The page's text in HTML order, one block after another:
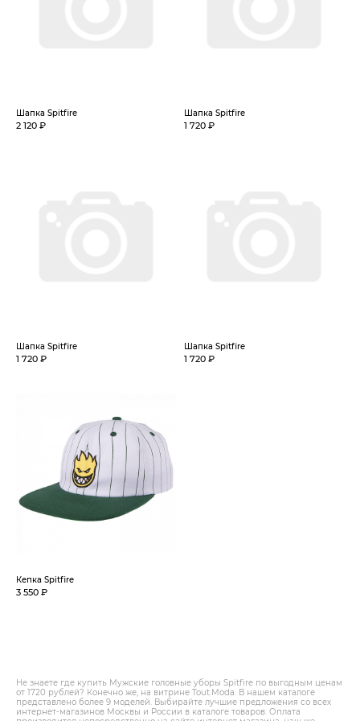
Шапка Spitfire
2 120 ₽
Шапка Spitfire
1 720 ₽
Шапка Spitfire
1 720 ₽
Шапка Spitfire
1 720 ₽
Кепка Spitfire
3 550 ₽
Не знаете где купить Мужские головные уборы Spitfire по выгодным ценам
от 1720 рублей? Конечно же, на витрине Tout.Modа. В нашем каталоге
представлено более 9 моделей. Выбирайте лучшие предложения со всех
интернет-магазинов Москвы и России в каталоге товаров. Оплата